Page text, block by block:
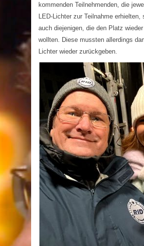
kommenden Teilnehmenden, die
LED-Lichter zur Teilnahme erhielten,
auch diejenigen, die den Platz
wollten. Diese mussten allerdings
Lichter wieder zurückgeben.